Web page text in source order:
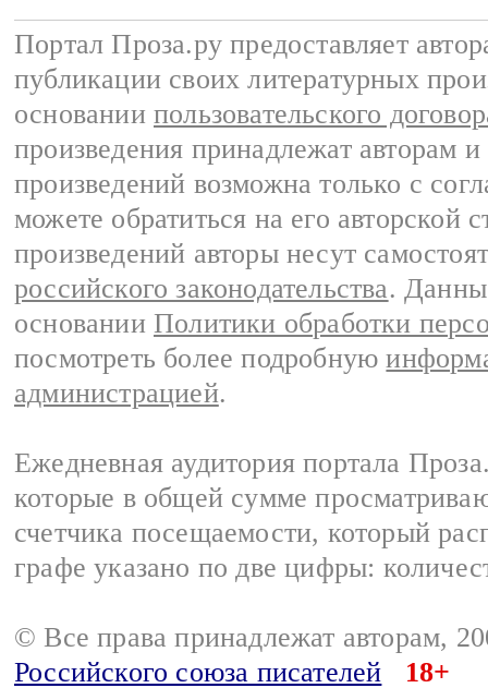
Портал Проза.ру предоставляет
публикации своих литературных
основании пользовательского
произведения принадлежат авторам
произведений возможна только с
можете обратиться на его авторской
произведений авторы несут
российского законодательства.
основании Политики обработки
посмотреть более подробную
администрацией.
Ежедневная аудитория портала
которые в общей сумме
счетчика посещаемости, который
графе указано по две цифры:
© Все права принадлежат авторам,
Российского союза писателей
18+